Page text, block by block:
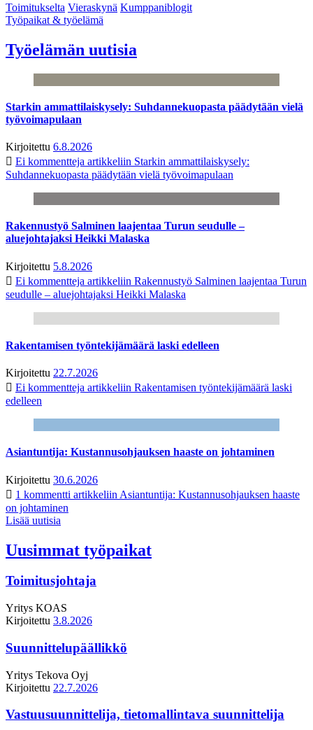
Toimitukselta Vieraskynä Kumppaniblogit
Työpaikat & työelämä
Työelämän uutisia
Starkin ammattilaiskysely: Suhdannekuopasta päädytään vielä
työvoimapulaan
Kirjoitettu 6.8.2026
Ei kommentteja artikkeliin Starkin ammattilaiskysely:
Suhdannekuopasta päädytään vielä työvoimapulaan
Rakennustyö Salminen laajentaa Turun seudulle –
aluejohtajaksi Heikki Malaska
Kirjoitettu 5.8.2026
Ei kommentteja artikkeliin Rakennustyö Salminen laajentaa Turun
seudulle – aluejohtajaksi Heikki Malaska
Rakentamisen työntekijämäärä laski edelleen
Kirjoitettu 22.7.2026
Ei kommentteja artikkeliin Rakentamisen työntekijämäärä laski
edelleen
Asiantuntija: Kustannusohjauksen haaste on johtaminen
Kirjoitettu 30.6.2026
1 kommentti artikkeliin Asiantuntija: Kustannusohjauksen haaste
on johtaminen
Lisää uutisia
Uusimmat työpaikat
Toimitusjohtaja
Yritys KOAS
Kirjoitettu 3.8.2026
Suunnittelupäällikkö
Yritys Tekova Oyj
Kirjoitettu 22.7.2026
Vastuusuunnittelija, tietomallintava suunnittelija